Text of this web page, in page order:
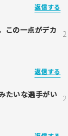
返信する
この一点がデカ
返信する
たいな選手がい